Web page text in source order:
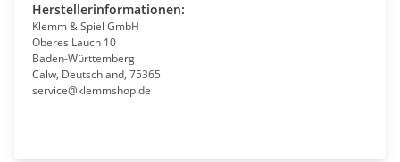
Herstellerinformationen:
Klemm & Spiel GmbH
Oberes Lauch 10
Baden-Württemberg
Calw, Deutschland, 75365
service@klemmshop.de